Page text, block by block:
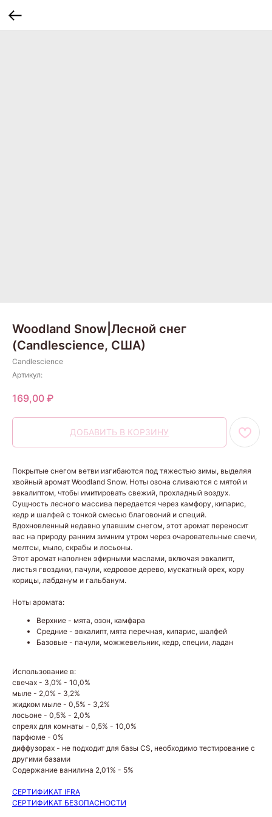
Woodland Snow|Лесной снег
(Candlescience, США)
Candlescience
Артикул:
169,00 ₽
ДОБАВИТЬ В КОРЗИНУ
Покрытые снегом ветви изгибаются под тяжестью зимы, выделяя
хвойный аромат Woodland Snow. Ноты озона сливаются с мятой и
эвкалиптом, чтобы имитировать свежий, прохладный воздух.
Сущность лесного массива передается через камфору, кипарис,
кедр и шалфей с тонкой смесью благовоний и специй.
Вдохновленный недавно упавшим снегом, этот аромат переносит
вас на природу ранним зимним утром через очаровательные свечи,
мелтсы, мыло, скрабы и лосьоны.
Этот аромат наполнен эфирными маслами, включая эвкалипт,
листья гвоздики, пачули, кедровое дерево, мускатный орех, кору
корицы, лабданум и гальбанум.
Ноты аромата:
Верхние - мята, озон, камфара
Средние - эвкалипт, мята перечная, кипарис, шалфей
Базовые - пачули, можжевельник, кедр, специи, ладан
Использование в:
свечах - 3,0% - 10,0%
мыле - 2,0% - 3,2%
жидком мыле - 0,5% - 3,2%
лосьоне - 0,5% - 2,0%
спреях для комнаты - 0,5% - 10,0%
парфюме - 0%
диффузорах - не подходит для базы CS, необходимо тестирование с
другими базами
Содержание ванилина 2,01% - 5%
СЕРТИФИКАТ IFRA
СЕРТИФИКАТ БЕЗОПАСНОСТИ